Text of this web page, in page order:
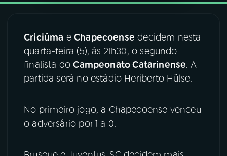
06VIDEOCASTS
07ÚLTIMAS
08FESTIVAL DE MÚSICA
YouTube
Criciúma e Chapecoense decidem nesta
quarta-feira (5), às 21h30, o segundo
finalista doCampeonato Catarinense. A
partida será no estádio Heriberto Hülse.
No primeiro jogo, a Chapecoense venceu
o adversário por 1 a 0.